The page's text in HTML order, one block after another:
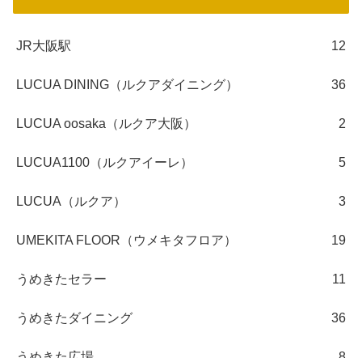
JR大阪駅 12
LUCUA DINING（ルクアダイニング） 36
LUCUA oosaka（ルクア大阪） 2
LUCUA1100（ルクアイーレ） 5
LUCUA（ルクア） 3
UMEKITA FLOOR（ウメキタフロア） 19
うめきたセラー 11
うめきたダイニング 36